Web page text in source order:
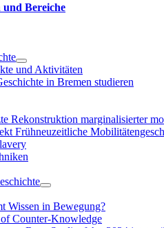
und Bereiche
und Aktivitäten
in Bremen studieren
Rekonstruktion marginalisierter
Frühneuzeitliche
Wissen in Bewegung?
Counter-Knowledge